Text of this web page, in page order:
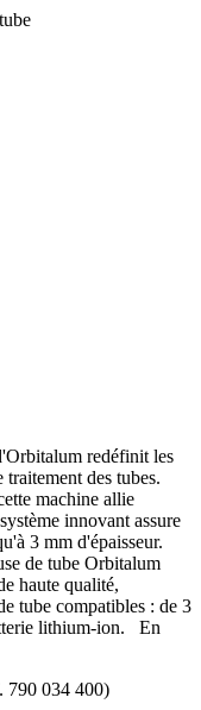
redéfinit les
3 mm d'épaisseur.
de tube Orbitalum
tube compatibles : de 3
lithium-ion. En
790 034 400)
possible avec un
158)
159)